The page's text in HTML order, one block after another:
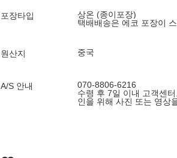
포장타입
상온 (종이포장)
택배배송은 에코 포장이
원산지 중국
A/S 안내
070-8806-6216
수령 후 7일 이내 고객센
인을 위해 사진 또는 영상